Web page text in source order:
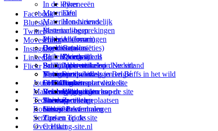
Facebook
Bluesky
Twitter
Movescount
Instagram
LinkedIn
Flickr
Jouw Hiking-site.nl
Prikbord (forum)
Goodies (winacties)
Club Hiking-site.nl
Schrijfblok-artikelen
Virtuele exposities
Fotoalbums
Materialen: kiezen en kopen
In de kijker
Materialen
Materialen-nieuws
Materiaal-besprekingen
Materiaal-ervaringen
Boekrecensies
Buitensportwinkels
Buitensportwinkels in Nederland
Buitensportwinkels in Belgié
Online buitensportwinkels
Reisboekhandels
Technieken
Navigatie
EHBO
Verzorging
Thema-artikelen
Routes en Bestemmingen
Pyreneeën
Eifel
Hondvriendelijk
Bestemmingen
Andorra
Catalonië
Zweden
Paalkamperen
Thema-artikelen
Andorra
Catalonië
Zweden
Schrijfblokverhalen
Service
Buitensportvacatures
Buitensportstageplaatsen
Links
Tips en Tricks
Over Hiking-site.nl
Deze site
Over mij
Adverteren op deze site
Summit-vlaggen en Buffs in het wild
Linken naar deze site
Wijzigingen aan de site
Sitemap
Nieuwsbrief
Zoeken op de site
Contact